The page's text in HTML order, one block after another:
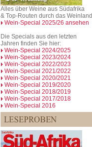
Alles über Weine aus Südafrika
& Top-Routen durch das Weinland
Wein-Special 2025/26 ansehen
Die Specials aus den letzten
Jahren finden Sie hier:
Wein-Special 2024/2025
Wein-Special 2023/2024
Wein-Special 2022/2023
Wein-Special 2021/2022
Wein-Special 2020/2021
Wein-Special 2019/2020
Wein-Special 2018/2019
Wein-Special 2017/2018
Wein-Special 2016